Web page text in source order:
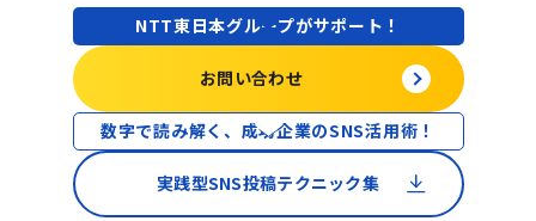
NTT東日本グループがサポート！
お問い合わせ
数字で読み解く、成功企業のSNS活用術！
実践型SNS投稿テクニック集